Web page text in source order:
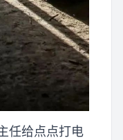
任给点点打电